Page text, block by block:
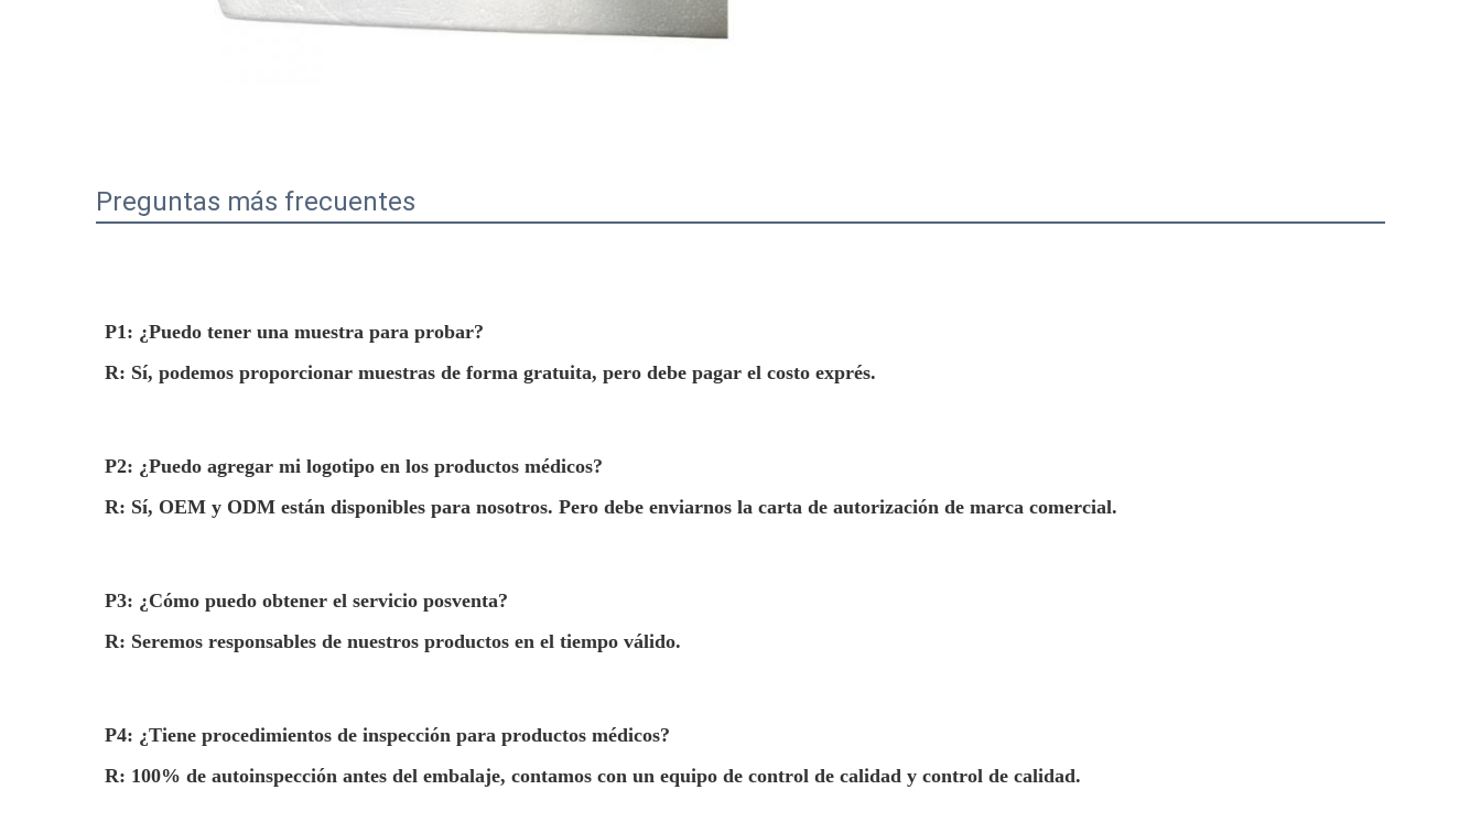
Preguntas más frecuentes
P1: ¿Puedo tener una muestra para probar?
R: Sí, podemos proporcionar muestras de forma gratuita, pero debe pagar el costo exprés.
P2: ¿Puedo agregar mi logotipo en los productos médicos?
R: Sí, OEM y ODM están disponibles para nosotros. Pero debe enviarnos la carta de autorización de marca comercial.
P3: ¿Cómo puedo obtener el servicio posventa?
R: Seremos responsables de nuestros productos en el tiempo válido.
P4: ¿Tiene procedimientos de inspección para productos médicos?
R: 100% de autoinspección antes del embalaje, contamos con un equipo de control de calidad y control de calidad.